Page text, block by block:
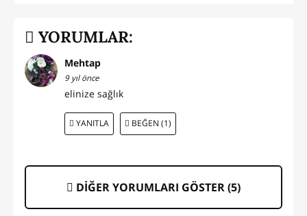
YORUMLAR:
Mehtap
9 yıl önce
elinize sağlık
YANITLA BEĞEN (1)
DİĞER YORUMLARI GÖSTER (5)